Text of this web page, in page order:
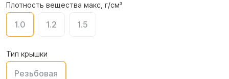
Плотность вещества макс, г/см³
1.0 1.2 1.5
Тип крышки
Резьбовая